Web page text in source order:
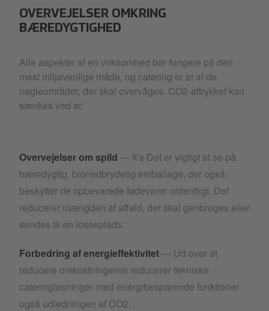
OVERVEJELSER OMKRING
BÆREDYGTIGHED
Alle aspekter af en virksomhed bør fungere på den
mest miljøvenlige måde, og catering er et af de
nøgleområder, der skal overvåges. CO2-aftrykket kan
sænkes ved at:
Overvejelser om spild — It’s Det er vigtigt at se på
bæredygtig, bionedbrydelig emballage, der også
beskytter de opbevarede fødevarer ordentligt. Det
reducerer mængden af affald, der skal genbruges eller
sendes til en losseplads.
Forbedring af energieffektivitet— Ud over at
reducere omkostningerne reducerer tekniske
cateringløsninger med energibesparende funktioner
også udledningen af CO2.